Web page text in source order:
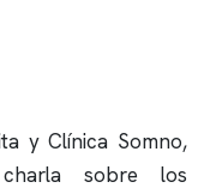
yClínica Somno,
sobre los